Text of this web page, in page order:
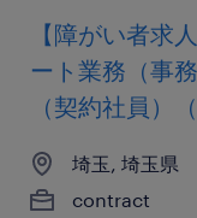
【障がい者求
ート業務（事
（契約社員）
埼玉, 埼玉県
contract